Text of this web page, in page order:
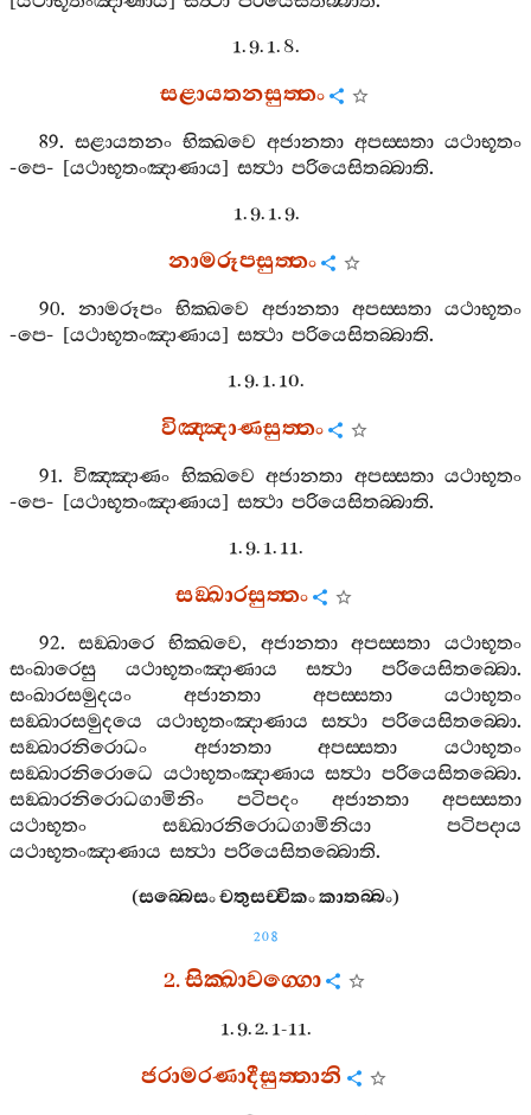
1. 9. 1. 8.
සළායතනසුත‍්තං
89. සළායතනං භික‍්ඛවෙ අජානතා අපස‍්සතා යථාභූතං
-පෙ- [යථාභූතංඤාණාය] සත්‍ථා පරියෙසිතබ‍්බාති.
1. 9. 1. 9.
නාමරූපසුත‍්තං
90. නාමරූපං භික‍්ඛවෙ අජානතා අපස‍්සතා යථාභූතං
-පෙ- [යථාභූතංඤාණාය] සත්‍ථා පරියෙසිතබ‍්බාති.
1. 9. 1. 10.
විඤ‍්ඤාණසුත‍්තං
91.විඤ‍්ඤාණං භික‍්ඛවෙ අජානතා අපස‍්සතා යථාභූතං
-පෙ- [යථාභූතංඤාණාය] සත්‍ථා පරියෙසිතබ‍්බාති.
1. 9. 1. 11.
සඞ‍්ඛාරසුත‍්තං
92.සඞ‍්ඛාරෙ භික‍්ඛවෙ, අජානතා අපස‍්සතා
යථාභූතං
සංඛාරෙසු
යථාභූතංඤාණාය සත්‍ථා පරියෙසිතබ‍්බො.
සංඛාරසමුදයං
අජානතා අපස‍්සතා
යථාභූතං
සඞ‍්ඛාරසමුදයෙ
යථාභූතංඤාණාය සත්‍ථා පරියෙසිතබ‍්බො.
සඞ‍්ඛාරනිරොධං
අජානතා අපස‍්සතා
යථාභූතං
සඞ‍්ඛාරනිරොධෙ යථාභූතංඤාණාය සත්‍ථා පරියෙසිතබ‍්බො.
සඞ‍්ඛාරනිරොධගාමිනිං
පටිපදං අජානතා
අපස‍්සතා
යථාභූතං
සඞ‍්ඛාරනිරොධගාමිනියා
පටිපදාය
යථාභූතංඤාණාය සත්‍ථා පරියෙසිතබ‍්බොති.
(සබ‍්බෙසංචතුසච‍්චිකංකාතබ‍්බං)
208
2.සික‍්ඛාවග‍්ගො
1. 9. 2. 1-11.
ජරාමරණාදීසුත‍්තානි